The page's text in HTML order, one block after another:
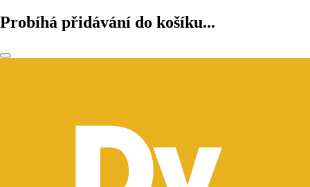
Probíhá přidávání do košíku...